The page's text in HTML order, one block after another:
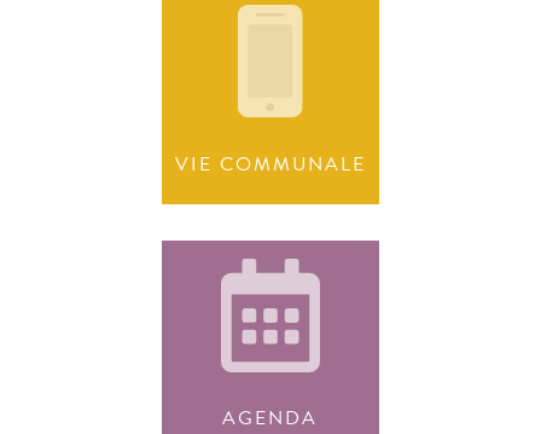
VIE COMMUNALE
AGENDA